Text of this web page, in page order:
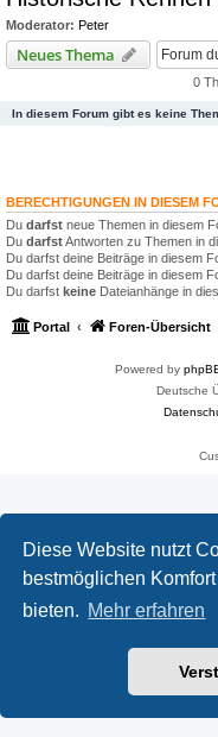
Diese Website nutzt
bestmöglichen
bieten. Mehr erfahren
Moderator: Peter
Neues Thema
0
In diesem Forum gibt es keine
BERECHTIGUNGEN IN DIESEM
Du darfst neue Themen in diesem
Du darfstAntworten zu Themen in
Du darfst deine Beiträge in diesem
Du darfst deine Beiträge in diesem
Du darfst keine Dateianhänge in
Portal Foren-Übersicht
Powered by
Deutsche